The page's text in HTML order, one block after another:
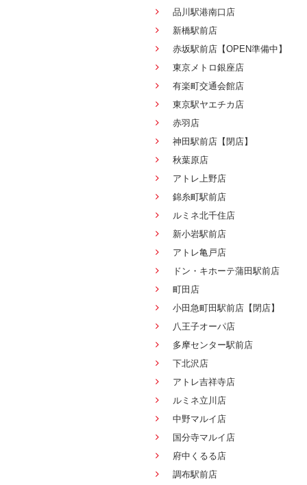
品川駅港南口店
新橋駅前店
赤坂駅前店【OPEN準備中】
東京メトロ銀座店
有楽町交通会館店
東京駅ヤエチカ店
赤羽店
神田駅前店【閉店】
秋葉原店
アトレ上野店
錦糸町駅前店
ルミネ北千住店
新小岩駅前店
アトレ亀戸店
ドン・キホーテ蒲田駅前店
町田店
小田急町田駅前店【閉店】
八王子オーパ店
多摩センター駅前店
下北沢店
アトレ吉祥寺店
ルミネ立川店
中野マルイ店
国分寺マルイ店
府中くるる店
調布駅前店